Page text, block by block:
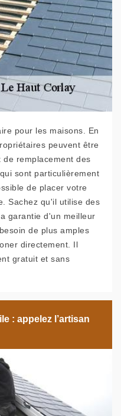
pour les maisons. En
peuvent être
remplacement des
sont particulièrement
de placer votre
Sachez qu'il utilise des
garantie d'un meilleur
de plus amples
directement. Il
gratuit et sans
: appelez l’artisan